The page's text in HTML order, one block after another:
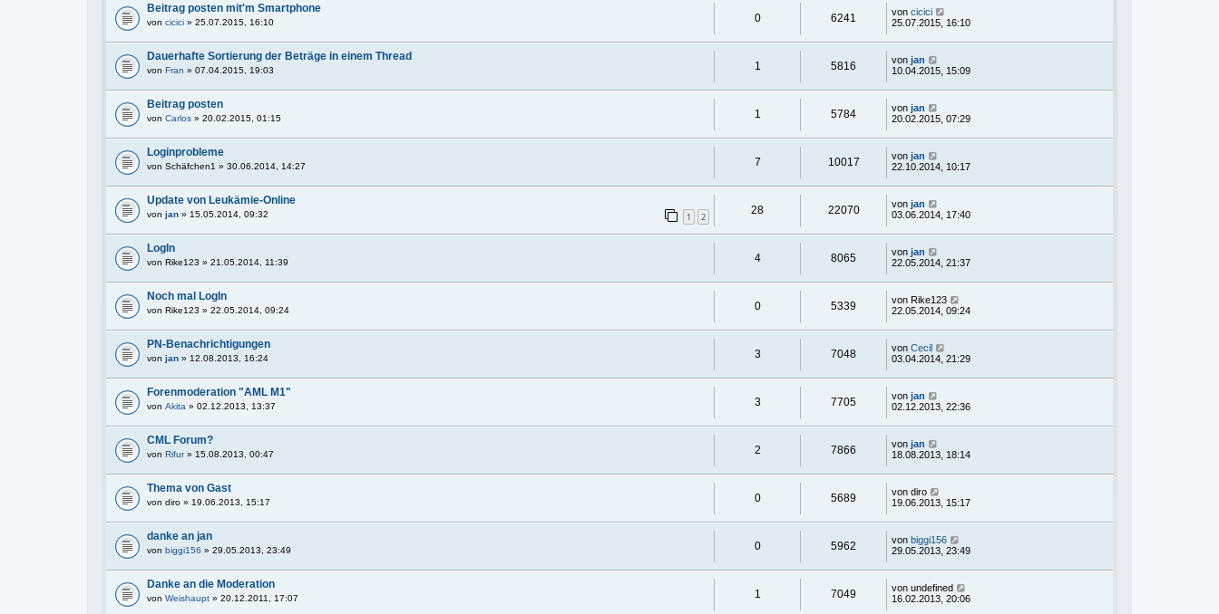
Beitrag posten mit'm Smartphone
von cicici » 25.07.2015, 16:10 0 6241 von cicici
25.07.2015, 16:10
Dauerhafte Sortierung der Beträge in einem Thread
von Fran » 07.04.2015, 19:03 1 5816 von jan
10.04.2015, 15:09
Beitrag posten
von Carlos » 20.02.2015, 01:15 1 5784 von jan
20.02.2015, 07:29
Loginprobleme
von Schäfchen1 » 30.06.2014, 14:27 7 10017 von jan
22.10.2014, 10:17
Update von Leukämie-Online
von jan » 15.05.2014, 09:32 1 2
28 22070 von jan
03.06.2014, 17:40
LogIn
von Rike123 » 21.05.2014, 11:39 4 8065 von jan
22.05.2014, 21:37
Noch mal LogIn
von Rike123 » 22.05.2014, 09:24 0 5339 von Rike123
22.05.2014, 09:24
PN-Benachrichtigungen
von jan » 12.08.2013, 16:24 3 7048 von Cecil
03.04.2014, 21:29
Forenmoderation "AML M1"
von Akita » 02.12.2013, 13:37 3 7705 von jan
02.12.2013, 22:36
CML Forum?
von Rifur» 15.08.2013, 00:47 2 7866 von jan
18.08.2013, 18:14
Thema von Gast
von diro » 19.06.2013, 15:17 0 5689 von diro
19.06.2013, 15:17
danke an jan
von biggi156 » 29.05.2013, 23:49 0 5962 von biggi156
29.05.2013, 23:49
Danke an die Moderation
von Weishaupt » 20.12.2011, 17:07 1 7049 von undefined
16.02.2013, 20:06